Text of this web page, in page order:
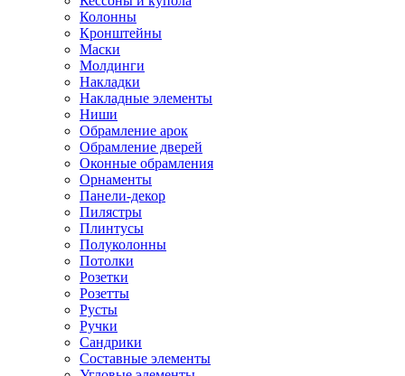
Колонны
Кронштейны
Маски
Молдинги
Накладки
Накладные элементы
Ниши
Обрамление арок
Обрамление дверей
Оконные обрамления
Орнаменты
Панели-декор
Пилястры
Плинтусы
Полуколонны
Потолки
Розетки
Розетты
Русты
Ручки
Сандрики
Составные элементы